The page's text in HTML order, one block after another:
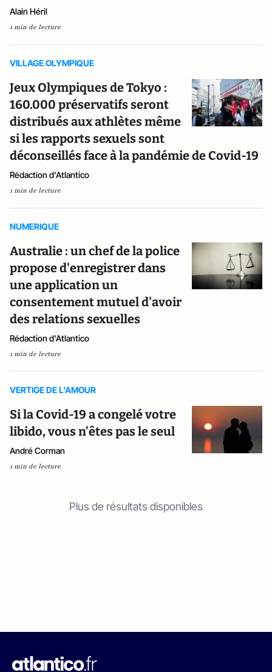
Alain Héril
1 min de lecture
VILLAGE OLYMPIQUE
Jeux Olympiques de Tokyo :
160.000 préservatifs seront
distribués aux athlètes même
si les rapports sexuels sont
déconseillés face à la pandémie de Covid-19
Rédaction d'Atlantico
1 min de lecture
NUMERIQUE
Australie : un chef de la police
propose d'enregistrer dans
une application un
consentement mutuel d'avoir
des relations sexuelles
Rédaction d'Atlantico
1 min de lecture
VERTIGE DE L'AMOUR
Si la Covid-19 a congelé votre
libido, vous n’êtes pas le seul
André Corman
1 min de lecture
Plus de résultats disponibles